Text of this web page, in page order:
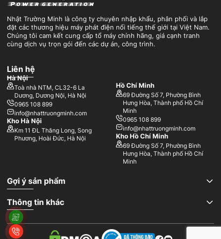
Nhật Trường Minh là công ty chuyên nhập khẩu, phân phối và lắp
đặt các thương hiệu máy phát điện nổi tiếng thế giới tại Việt Nam.
Chúng tôi cam kết cung cấp tổ máy chính hãng, giá cạnh tranh
cùng dịch vụ trọn gói đến các dự án, công trình.
Liên hệ
Hà Nội
Toà nhà NTM, CL32-6 La
Dương, Dương Nội, Hà Nội
0965 108 899
info@nhattruongminh.com
Kho Hà Nội
Km 11 ĐL Thăng Long, Song
Phương, Hoài Đức, Hà Nội
Hồ Chí Minh
69 Đường Số 7, Phường Bình
Hưng Hòa, Thành phố Hồ Chí
Minh
0965 108 899
info@nhattruongminh.com
Kho Hồ Chí Minh
69 Đường Số 7, Phường Bình
Hưng Hòa, Thành phố Hồ Chí
Minh
Gợi ý sản phẩm
Thông tin khác